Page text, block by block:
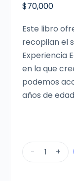
$70,000
Este libro
recopilan el
Experiencia
en la que
podemos
años de
de
- +